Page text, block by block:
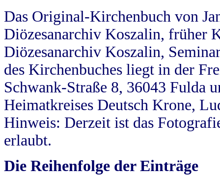
Das Original-Kirchenbuch von
Diözesanarchiv Koszalin, früher
Diözesanarchiv Koszalin,
des Kirchenbuches liegt in der
Schwank-Straße 8, 36043 Fulda
Heimatkreises Deutsch Krone,
Hinweis: Derzeit ist das
erlaubt.
Die Reihenfolge der Einträge